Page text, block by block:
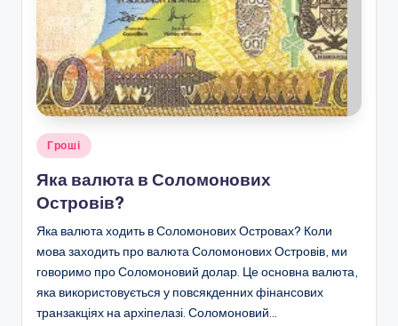
Опубліковано
Гроші
Яка валюта в Соломонових
Островів?
Яка валюта ходить в Соломонових Островах? Коли
мова заходить про валюта Соломонових Островів, ми
говоримо про Соломоновий долар. Це основна валюта,
яка використовується у повсякденних фінансових
транзакціях на архіпелазі. Соломоновий…